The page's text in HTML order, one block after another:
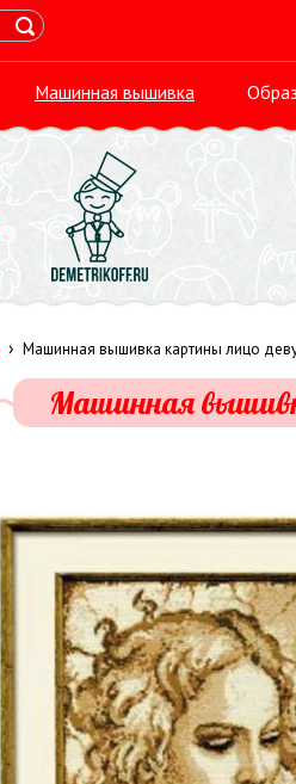
Машинная вышивка
› Машинная вышивка картины лицо
Машинная